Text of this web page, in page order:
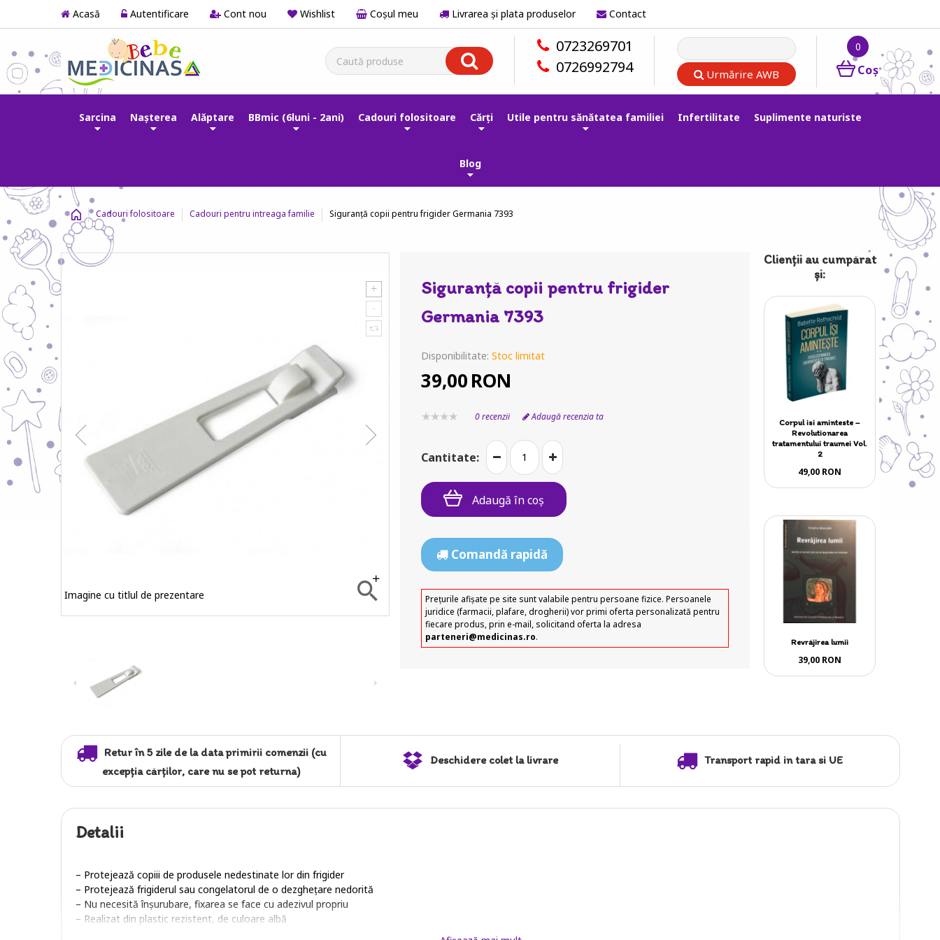
Acasă Autentificare Cont nou Wishlist Coşul meu Livrarea și plata produselor Contact
0
Coş
Urmărire AWB
0723269701
0726992794
Sarcina Nașterea Alăptare BBmic (6luni - 2ani) Cadouri folositoare Cărți Utile pentru sănătatea familiei Infertilitate Suplimente naturiste
Blog
Cadouri folositoare Cadouri pentru intreaga familie Siguranță copii pentru frigider Germania 7393
Imagine cu titlul de prezentare
Siguranță copii pentru frigider
Germania 7393
Disponibilitate: Stoc limitat
39,00RON
0 recenzii Adaugă recenzia ta
Cantitate:
Adaugă în coş
Comandă rapidă
Prețurile afișate pe site sunt valabile pentru persoane fizice. Persoanele
juridice (farmacii, plafare, drogherii) vor primi oferta personalizată pentru
fiecare produs, prin e-mail, solicitand oferta la adresa
parteneri@medicinas.ro.
Clienții au cumpărat
şi:
Corpul isi aminteste –
Revolutionarea
tratamentului traumei Vol.
2
49,00 RON
Revrăjirea lumii
39,00 RON
Retur în 5 zile de la data primirii comenzii (cu
excepția cărților, care nu se pot returna)
Deschidere colet la livrare Transport rapid in tara si UE
Detalii
– Protejează copiii de produsele nedestinate lor din frigider
– Protejează frigiderul sau congelatorul de o dezghețare nedorită
– Nu necesită înșurubare, fixarea se face cu adezivul propriu
– Realizat din plastic rezistent, de culoare albă